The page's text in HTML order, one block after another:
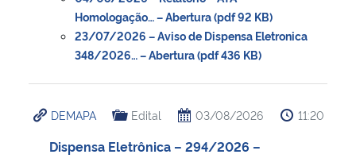
Homologação… – Abertura (pdf 92 KB)
23/07/2026 – Aviso de Dispensa Eletronica
348/2026… – Abertura (pdf 436 KB)
DEMAPA Edital 03/08/2026 11:20
Dispensa Eletrônica – 294/2026 –